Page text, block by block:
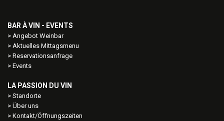
BAR À VIN - EVENTS
Angebot Weinbar
Aktuelles Mittagsmenu
Reservationsanfrage
Events
LA PASSION DU VIN
Standorte
Über uns
Kontakt/Öffnungszeiten